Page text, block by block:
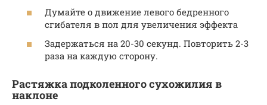
Думайте о движение левого бедренного
сгибателя в пол для увеличения эффекта
Задержаться на 20-30 секунд. Повторить 2-3
раза на каждую сторону.
Растяжка подколенного сухожилия в
наклоне